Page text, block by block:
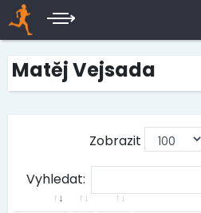
Matěj Vejsada
Zobrazit
Vyhledat: